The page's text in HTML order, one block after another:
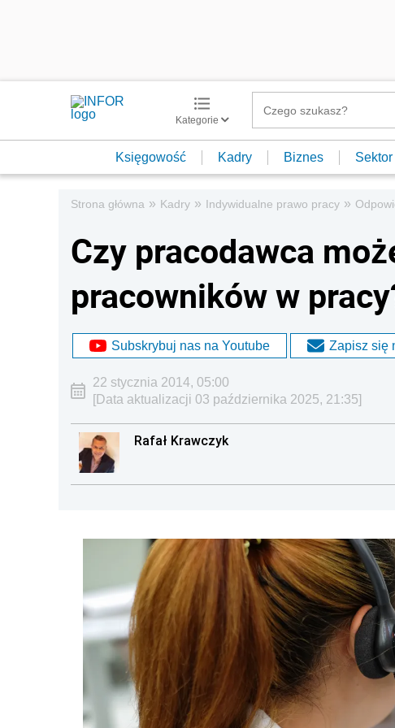
Kategorie
Księgowość Kadry Biznes
Strona główna » Kadry » Indywidualne prawo pracy »
Czy pracodawca
pracowników w
Subskrybuj nas na Youtube Zapisz się
22 stycznia 2014, 05:00
[Data aktualizacji 03 października 2025, 21:35]
Rafał Krawczyk